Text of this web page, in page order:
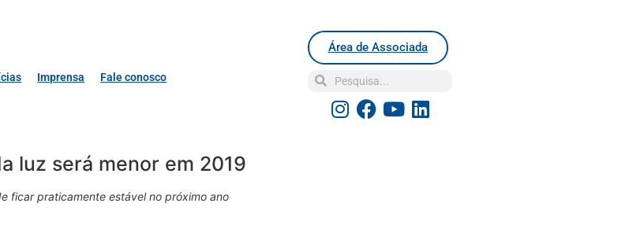
Imprensa Fale conosco
Área de Associada
luz será menor em 2019
ficar praticamente estável no próximo ano